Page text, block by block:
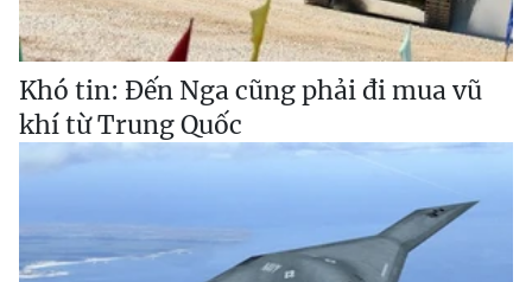
Khó tin: Đến Nga cũng phải đi mua vũ
khí từ Trung Quốc